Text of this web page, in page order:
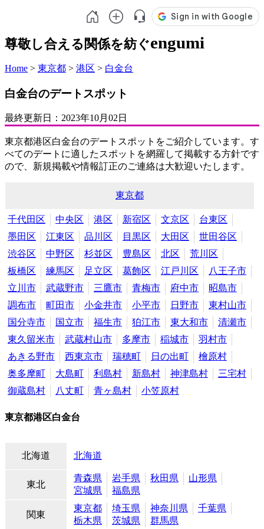
尊敬し合える関係を紡ぐengumi
Home > 東京都 > 港区 > 白金台
白金台のデートスポット
最終更新日： 2023年10月02日
東京都港区白金台のデートスポットをご紹介しています。す
べてのデートに適したスポットを網羅して掲載する方針です
ので、新規掲載や情報訂正のご連絡は大歓迎いたします。
東京都
千代田区 中央区 港区 新宿区 文京区
台東区
墨田区
江東区 品川区 目黒区 大田区
世田谷区
渋谷区
中野区 杉並区 豊島区 北区
荒川区
板橋区
練馬区 足立区 葛飾区 江戸川区
八王子市
立川市
武蔵野市 三鷹市 青梅市 府中市
昭島市
調布市
町田市 小金井市 小平市 日野市
東村山市
国分寺市
国立市 福生市 狛江市 東大和市
清瀬市
東久留米市
武蔵村山市 多摩市 稲城市
羽村市
あきる野市
西東京市 瑞穂町 日の出町
檜原村
奥多摩町
大島町 利島村 新島村 神津島村
三宅村
御蔵島村
八丈町 青ヶ島村 小笠原村
東京都港区白金台
北海道 北海道
東北
青森県 岩手県 秋田県
山形県
宮城県
福島県
関東
東京都 埼玉県 神奈川県
千葉県
栃木県
茨城県 群馬県